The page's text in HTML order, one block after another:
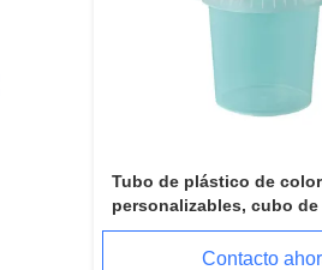
Tubo de plástico de
personalizables, cubo
28OZ/800ML, apto para
con tapa de fácil apertura
Contacto